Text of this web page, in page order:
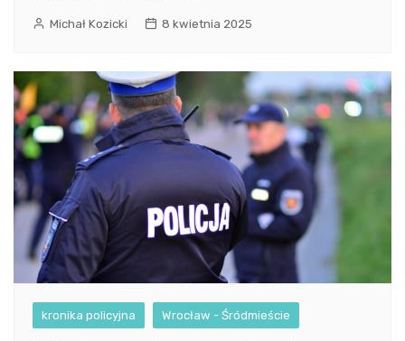
Michał Kozicki 8 kwietnia 2025
kronika policyjna Wrocław - Śródmieście